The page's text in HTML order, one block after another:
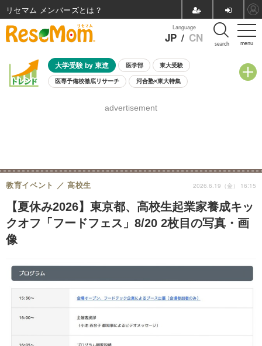
menu
Language
JP / CN search
大学受験 by 東進 医学部 東大受験
医専予備校徹底リサーチ 河合塾×東大特集
8月開催学校説明会・相談会
advertisement
【夏休み2026】東京都、高校生起業家養成キッ
クオフ「フードフェス」8/20 2枚目の写真・画
像
教育イベント 高校生 2026.6.19（金） 16:15
リセマム メンバーズ